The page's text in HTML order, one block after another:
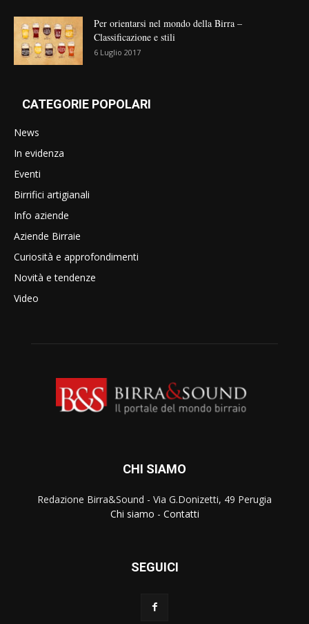
Per orientarsi nel mondo della Birra –
Classificazione e stili
6 Luglio 2017
CATEGORIE POPOLARI
News
In evidenza
Eventi
Birrifici artigianali
Info aziende
Aziende Birraie
Curiosità e approfondimenti
Novità e tendenze
Video
CHI SIAMO
Redazione Birra&Sound - Via G.Donizetti, 49 Perugia
Chi siamo - Contatti
SEGUICI